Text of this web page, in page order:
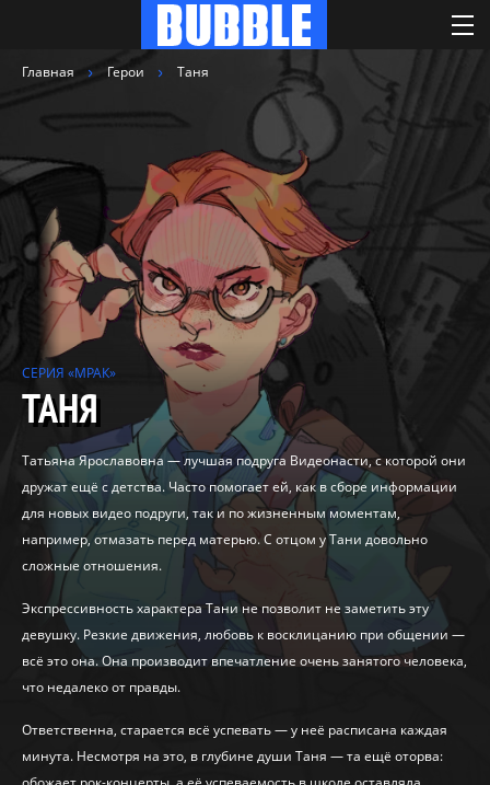
Главная Герои Таня
СЕРИЯ «МРАК»
ТАНЯ
Татьяна Ярославовна — лучшая подруга Видеонасти, с которой они
дружат ещё с детства. Часто помогает ей, как в сборе информации
для новых видео подруги, так и по жизненным моментам,
например, отмазать перед матерью. С отцом у Тани довольно
сложные отношения.
Экспрессивность характера Тани не позволит не заметить эту
девушку. Резкие движения, любовь к восклицанию при общении —
всё это она. Она производит впечатление очень занятого человека,
что недалеко от правды.
Ответственна, старается всё успевать — у неё расписана каждая
минута. Несмотря на это, в глубине души Таня — та ещё оторва: